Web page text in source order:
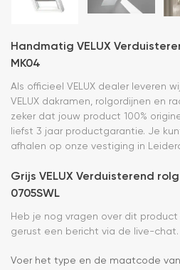
Handmatig VELUX
MK04
Als officieel VELUX dealer leveren
VELUX dakramen, rolgordijnen en
zeker dat jouw product 100%
liefst 3 jaar productgarantie. Je
afhalen op onze vestiging in
Grijs VELUX Verduisterend
0705SWL
Heb je nog vragen over dit product
gerust een bericht via de live-chat.
Voer het type en de maatcode